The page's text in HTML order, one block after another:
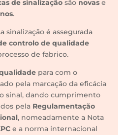
de sinalização são novas e
.
sinalização é assegurada
controlo de qualidade
de fabrico.
para com o
pela marcação da eficácia
sinal, dando cumprimento
pela Regulamentação
, nomeadamente a Nota
e a norma internacional